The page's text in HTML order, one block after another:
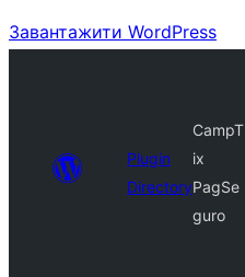
Завантажити WordPress
Plugin
Directory
CampT
ix
PagSe
guro